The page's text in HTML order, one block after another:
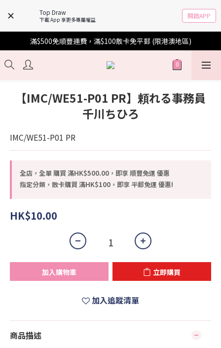
Top Draw
下載 App 享更多專屬權益 開啟APP
滿$500免順豐運費，滿$100散卡免平郵 (限港澳地區)
【IMC/WE51-P01 PR】頼れる事務員
千川ちひろ
IMC/WE51-P01 PR
全店，全單 購買 滿HK$500.00，即享 順豐免運 優惠
指定分類，散卡購買 滿HK$100，即享 平郵免運 優惠!
HK$10.00
加入購物車 立即購買
加入追蹤清單
商品描述